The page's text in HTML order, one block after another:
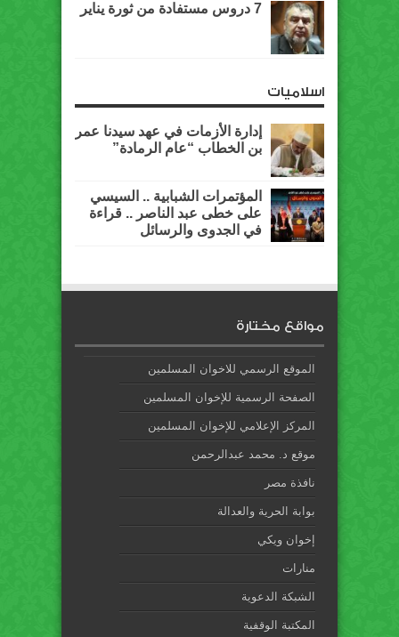
7 دروس مستفادة من ثورة يناير
اسلاميات
إدارة الأزمات في عهد سيدنا عمر
بن الخطاب “عام الرمادة”
المؤتمرات الشبابية .. السيسي
على خطى عبد الناصر .. قراءة
في الجدوى والرسائل
مواقع مختارة
الموقع الرسمي للاخوان المسلمين
الصفحة الرسمية للإخوان المسلمين
المركز الإعلامي للإخوان المسلمين
موقع د. محمد عبدالرحمن
نافذة مصر
بوابة الحرية والعدالة
إخوان ويكي
منارات
الشبكة الدعوية
المكتبة الوقفية